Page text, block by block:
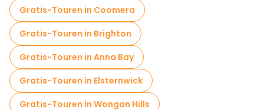
Gratis-Touren in Coomera
Gratis-Touren in Brighton
Gratis-Touren in Anna Bay
Gratis-Touren in Elsternwick
Gratis-Touren in Wongan Hills